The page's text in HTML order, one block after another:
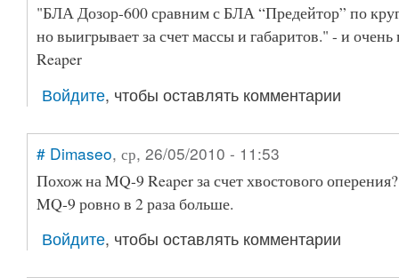
"БЛА Дозор-600 сравним с БЛА “Предейтор” по
но выигрывает за счет массы и габаритов." - и
Reaper
Войдите, чтобы оставлять комментарии
# Dimaseo, ср, 26/05/2010 - 11:53
Похож на MQ-9 Reaper за счет хвостового
MQ-9 ровно в 2 раза больше.
Войдите, чтобы оставлять комментарии